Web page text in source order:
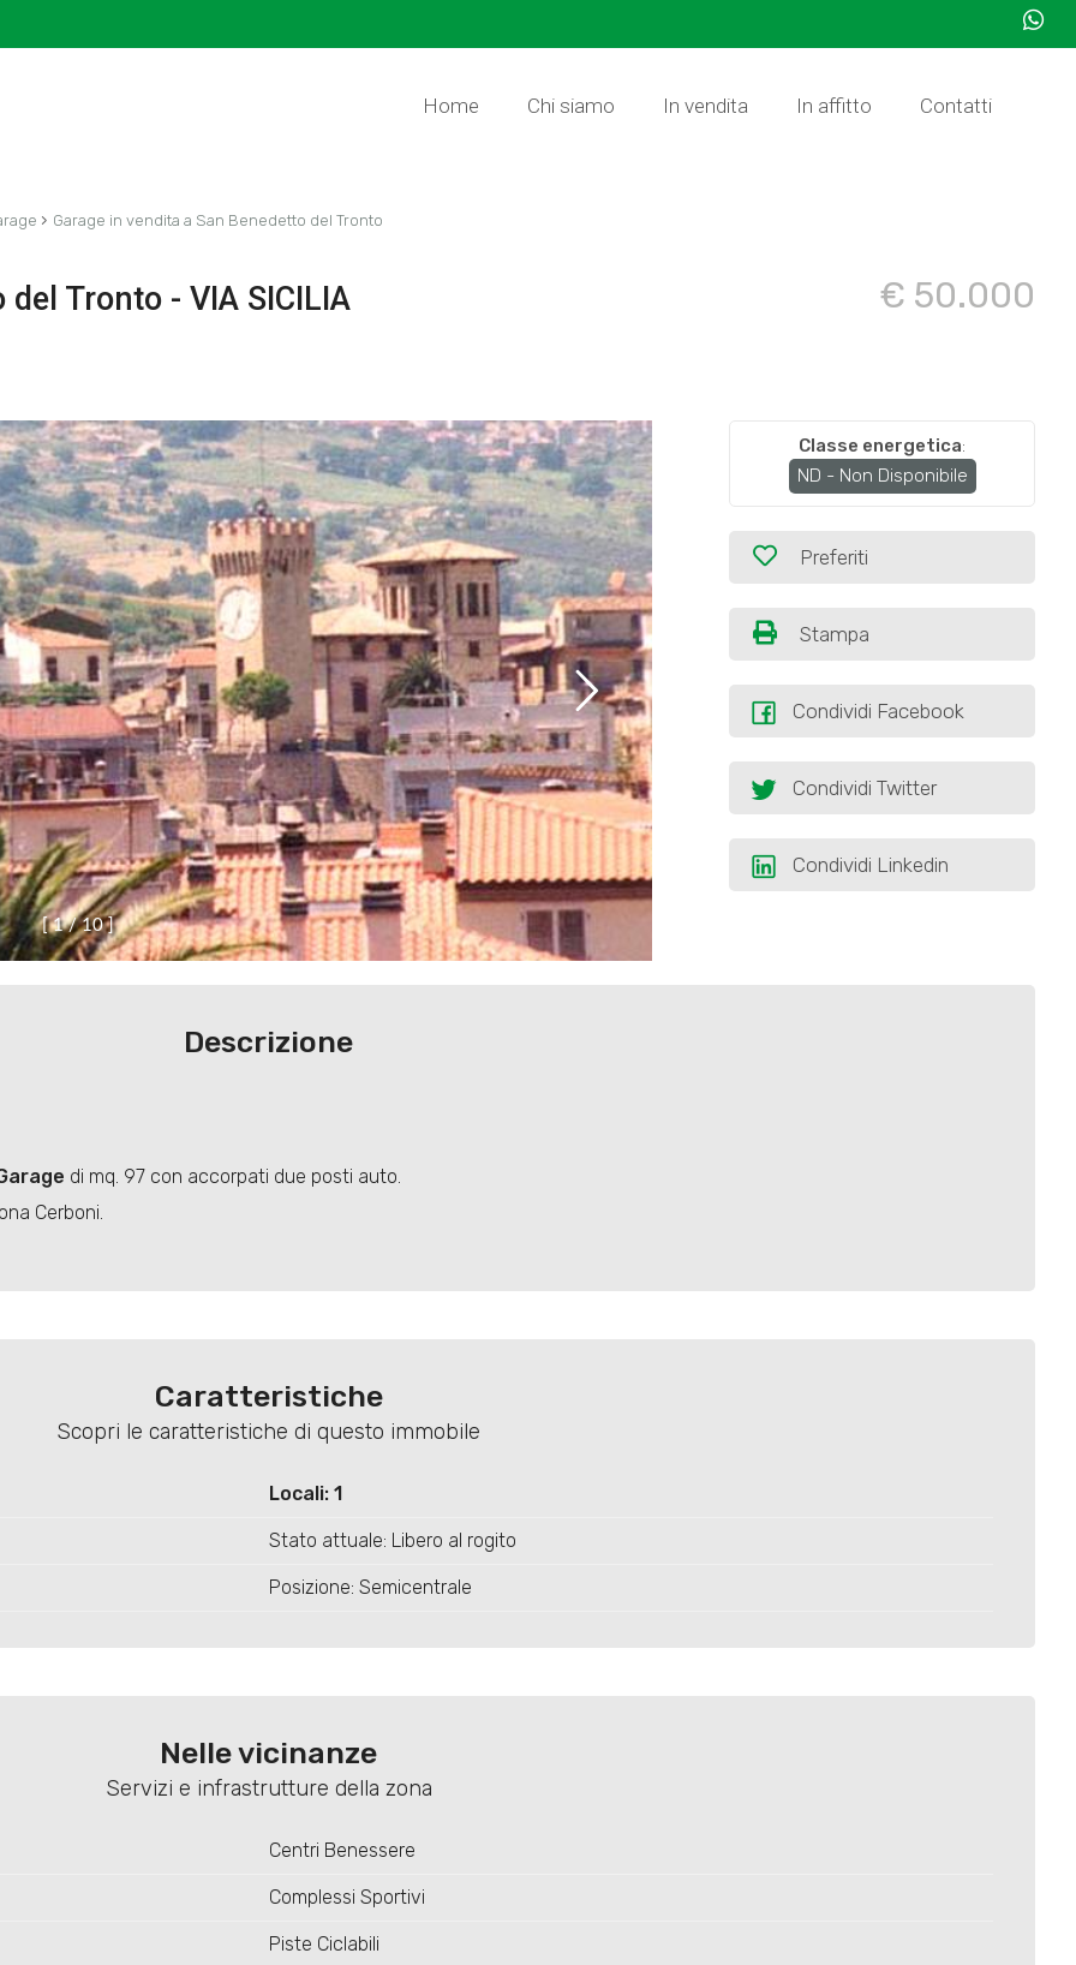
Home Chi siamo In vendita In affitto Contatti
› Garage in vendita a San Benedetto del Tronto
Tronto - VIA SICILIA € 50.000
[ 1 / 10 ]
Classe energetica:
ND - Non Disponibile
Preferiti
Stampa
Condividi Facebook
Condividi Twitter
Condividi Linkedin
Descrizione
di mq. 97 con accorpati due posti auto.
Cerboni.
Caratteristiche
Scopri le caratteristiche di questo immobile
Locali: 1
Stato attuale: Libero al rogito
Posizione: Semicentrale
Nelle vicinanze
Servizi e infrastrutture della zona
Centri Benessere
Complessi Sportivi
Piste Ciclabili